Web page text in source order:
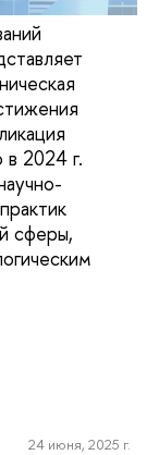
в 2024 г.
сферы,
24 июня, 2025 г.